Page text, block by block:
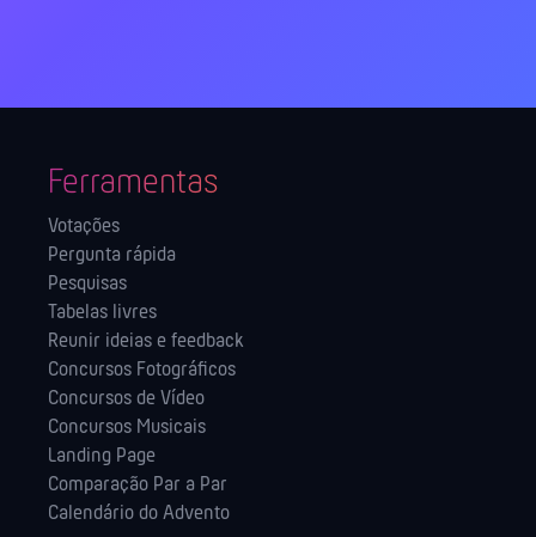
Ferramentas
Votações
Pergunta rápida
Pesquisas
Tabelas livres
Reunir ideias e feedback
Concursos Fotográficos
Concursos de Vídeo
Concursos Musicais
Landing Page
Comparação Par a Par
Calendário do Advento